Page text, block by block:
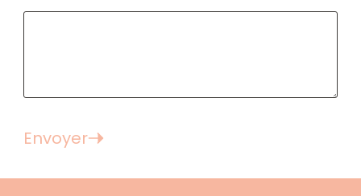
Envoyer